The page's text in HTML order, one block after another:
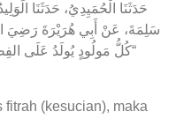
حَدَثَنَا الْحُمَيِدِيُ، حَدَثَنَا
سَلِمَةَ، عَنْ أَبِي هُرَيْرَةَ رَضِيَ
“كُلُّ مَولُودٍ يُولَدُ عَلَى
fitrah (kesucian), maka